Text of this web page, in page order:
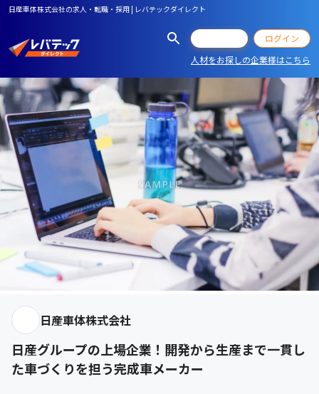
日産車体株式会社の求人・転職・採用 | レバテックダイレクト
ログイン
人材をお探しの企業様はこちら
日産車体株式会社
日産グループの上場企業！開発から生産まで一貫し
た車づくりを担う完成車メーカー